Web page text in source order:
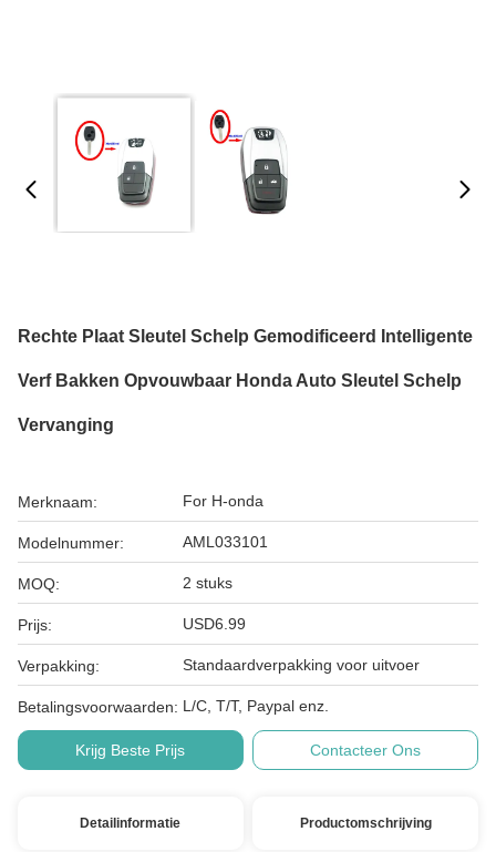
Rechte Plaat Sleutel Schelp Gemodificeerd Intelligente
Verf Bakken Opvouwbaar Honda Auto Sleutel Schelp
Vervanging
Merknaam: For H-onda
Modelnummer: AML033101
MOQ: 2 stuks
Prijs: USD6.99
Verpakking: Standaardverpakking voor uitvoer
Betalingsvoorwaarden: L/C, T/T, Paypal enz.
Krijg Beste Prijs Contacteer Ons
Detailinformatie Productomschrijving